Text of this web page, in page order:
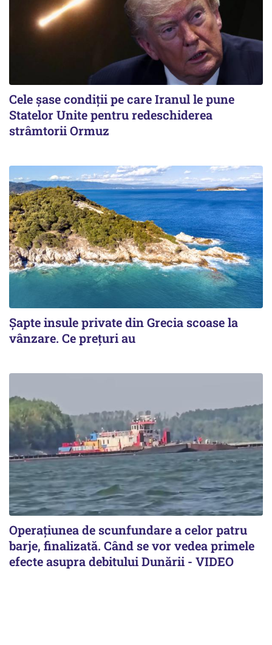
Cele șase condiții pe care Iranul le pune
Statelor Unite pentru redeschiderea
strâmtorii Ormuz
Șapte insule private din Grecia scoase la
vânzare. Ce prețuri au
Operațiunea de scunfundare a celor patru
barje, finalizată. Când se vor vedea primele
efecte asupra debitului Dunării - VIDEO